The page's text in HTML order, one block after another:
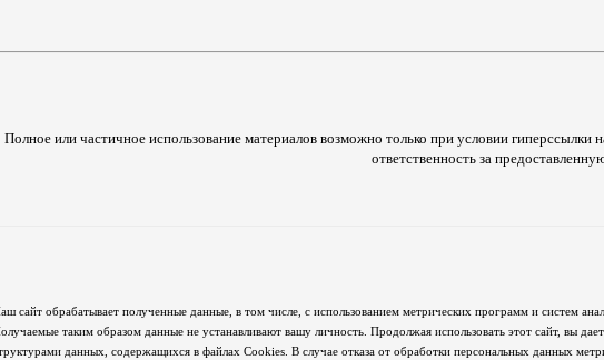
Полное или частичное использование материалов возможно только при условии гиперссылки
ответственность за
сайт обрабатывает полученные данные, в том числе, с использованием метрических программ и систем
таким образом данные не устанавливают вашу личность. Продолжая использовать этот сайт,
данных, содержащихся в файлах Cookies. В случае отказа от обработки персональных данных